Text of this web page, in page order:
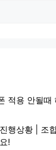
적용 안될때
행상황 | 조
!